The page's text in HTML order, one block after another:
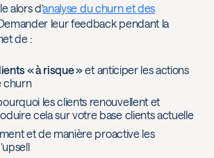
alors d’analyse du churn et des
leur feedback pendant la
de :
« à risque »et anticiper les actions
churn
les clients renouvellent et
cela sur votre base clients actuelle
et de manière proactive les